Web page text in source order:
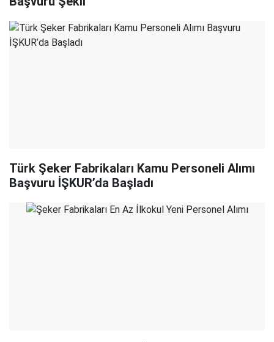
Türk Şeker Fabrikaları Kamu Personeli Alımı
Başvuru İŞKUR’da Başladı